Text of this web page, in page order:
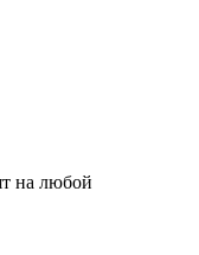
на любой